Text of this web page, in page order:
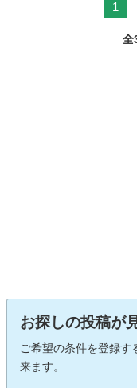
1
全
お探しの投稿が
ご希望の条件を登録す
来ます。